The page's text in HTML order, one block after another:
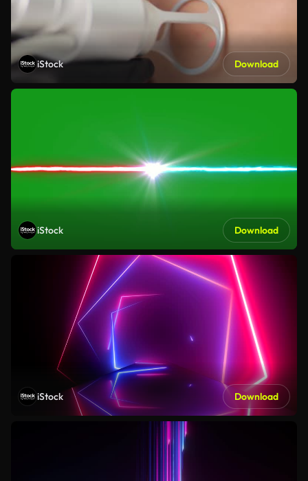
iStock Download
iStock Download
iStock Download